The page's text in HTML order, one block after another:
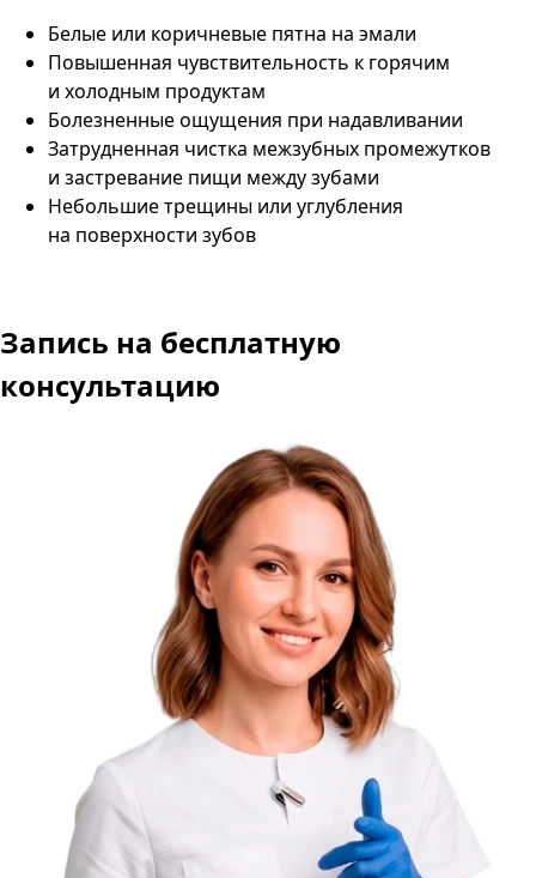
Белые или коричневые пятна на эмали
Повышенная чувствительность к горячим
и холодным продуктам
Болезненные ощущения при надавливании
Затрудненная чистка межзубных промежутков
и застревание пищи между зубами
Небольшие трещины или углубления
на поверхности зубов
Запись на бесплатную
консультацию